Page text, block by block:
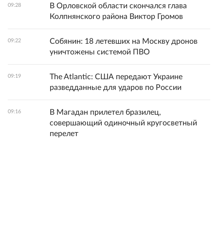
09:28
В Орловской области скончался глава
Колпнянского района Виктор Громов
09:22
Собянин: 18 летевших на Москву дронов
уничтожены системой ПВО
09:19
The Atlantic: США передают Украине
разведданные для ударов по России
09:16
В Магадан прилетел бразилец,
совершающий одиночный кругосветный
перелет